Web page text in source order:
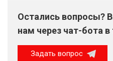
Остались вопросы?
нам через чат-бота в
Задать вопрос